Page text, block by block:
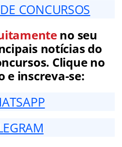
CONCURSOS
no seu
notícias do
Clique no
e inscreva-se: